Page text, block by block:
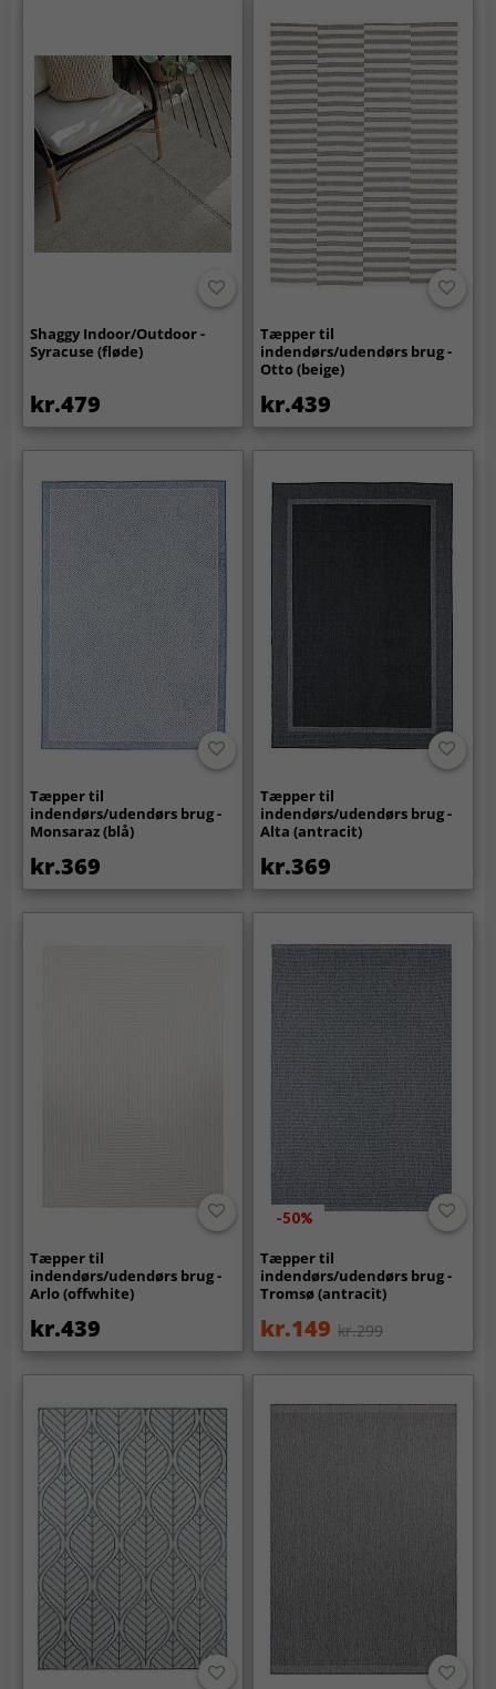
Shaggy Indoor/Outdoor -
Syracuse (fløde)
kr.479
Tæpper til
indendørs/udendørs brug -
Otto (beige)
kr.439
Tæpper til
indendørs/udendørs brug -
Monsaraz (blå)
kr.369
Tæpper til
indendørs/udendørs brug -
Alta (antracit)
kr.369
Tæpper til
indendørs/udendørs brug -
Arlo (offwhite)
kr.439
-50%
Tæpper til
indendørs/udendørs brug -
Tromsø (antracit)
kr.149 kr.299